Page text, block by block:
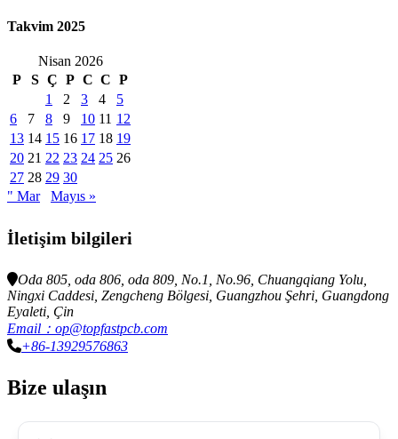
Takvim 2025
Nisan 2026
P
S Ç P C C P
1
2 3 4
5
6
7 8 9 10 11 12
13 14 15 16 17 18 19
20 21 22 23 24 25 26
27 28 29 30
" Mar
Mayıs »
İletişim bilgileri
Oda 805, oda 806, oda 809, No.1, No.96, Chuangqiang Yolu,
Ningxi Caddesi, Zengcheng Bölgesi, Guangzhou Şehri, Guangdong
Eyaleti, Çin
Email：op@topfastpcb.com
+86-13929576863
Bize ulaşın